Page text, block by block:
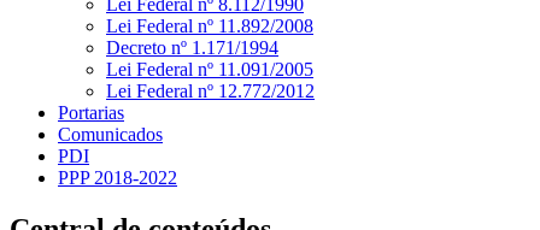
Lei Federal nº 8.112/1990
Lei Federal nº 11.892/2008
Decreto nº 1.171/1994
Lei Federal nº 11.091/2005
Lei Federal nº 12.772/2012
Portarias
Comunicados
PDI
PPP 2018-2022